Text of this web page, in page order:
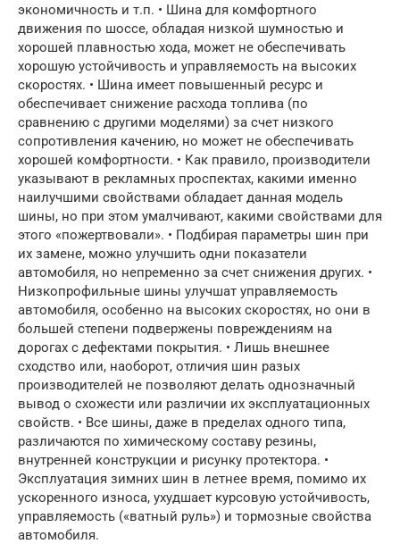
экономичность и т.п. • Шина для комфортного
движения по шоссе, обладая низкой шумностью и
хорошей плавностью хода, может не обеспечивать
хорошую устойчивость и управляемость на высоких
скоростях. • Шина имеет повышенный ресурс и
обеспечивает снижение расхода топлива (по
сравнению с другими моделями) за счет низкого
сопротивления качению, но может не обеспечивать
хорошей комфортности. • Как правило, производители
указывают в рекламных проспектах, какими именно
наилучшими свойствами обладает данная модель
шины, но при этом умалчивают, какими свойствами для
этого «пожертвовали». • Подбирая параметры шин при
их замене, можно улучшить одни показатели
автомобиля, но непременно за счет снижения других. •
Низкопрофильные шины улучшат управляемость
автомобиля, особенно на высоких скоростях, но они в
большей степени подвержены повреждениям на
дорогах с дефектами покрытия. • Лишь внешнее
сходство или, наоборот, отличия шин разых
производителей не позволяют делать однозначный
вывод о схожести или различии их эксплуатационных
свойств. • Все шины, даже в пределах одного типа,
различаются по химическому составу резины,
внутренней конструкции и рисунку протектора. •
Эксплуатация зимних шин в летнее время, помимо их
ускоренного износа, ухудшает курсовую устойчивость,
управляемость («ватный руль») и тормозные свойства
автомобиля.